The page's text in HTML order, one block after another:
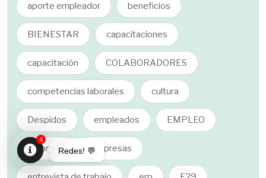
aporte empleador beneficios
BIENESTAR capacitaciones
capacitación COLABORADORES
competencias laborales cultura
Despidos empleados EMPLEO
empresa empresas
Redes! 💬
Open
4